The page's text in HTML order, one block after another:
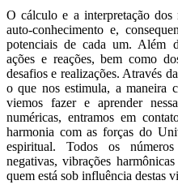
O cálculo e a interpretação dos
auto-conhecimento e,
potenciais de cada um. Além
ações e reações, bem como
desafios e realizações. Através
o que nos estimula, a maneira
viemos fazer e aprender
numéricas, entramos em
harmonia com as forças do
espiritual. Todos os
negativas, vibrações
quem está sob influência destas